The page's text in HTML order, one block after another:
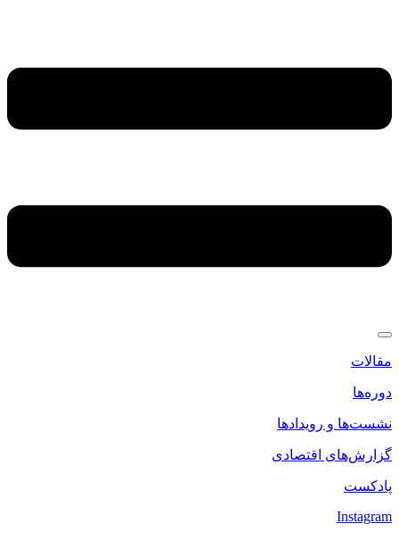
مقالات
دوره‌ها
نشست‌ها و رویدادها
گزارش‌های اقتصادی
پادکست
Instagram